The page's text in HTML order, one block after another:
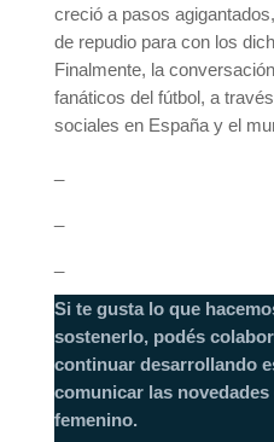
creció a pasos
de repudio para con los
Finalmente, la
fanáticos del fútbol, a
sociales en España y el
Si te gusta lo que
sostenerlo, podés
continuar desarrollando
comunicar las
femenino.